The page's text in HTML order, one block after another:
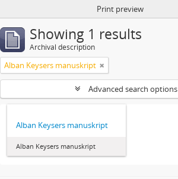
Print preview
Showing 1 results
Archival description
Alban Keysers manuskript
Advanced search options
Alban Keysers manuskript
Alban Keysers manuskript